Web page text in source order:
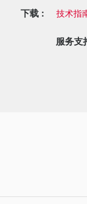
下载 : 技术指
服务支